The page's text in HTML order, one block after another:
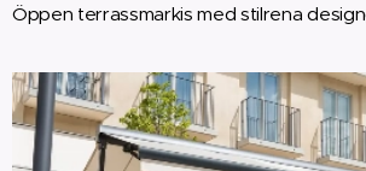
Öppen terrassmarkis med stilrena